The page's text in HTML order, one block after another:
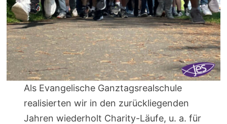
Als Evangelische Ganztagsrealschule
realisierten wir in den zurückliegenden
Jahren wiederholt Charity-Läufe, u. a. für